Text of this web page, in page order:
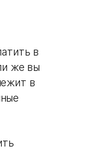
в
же вы
в